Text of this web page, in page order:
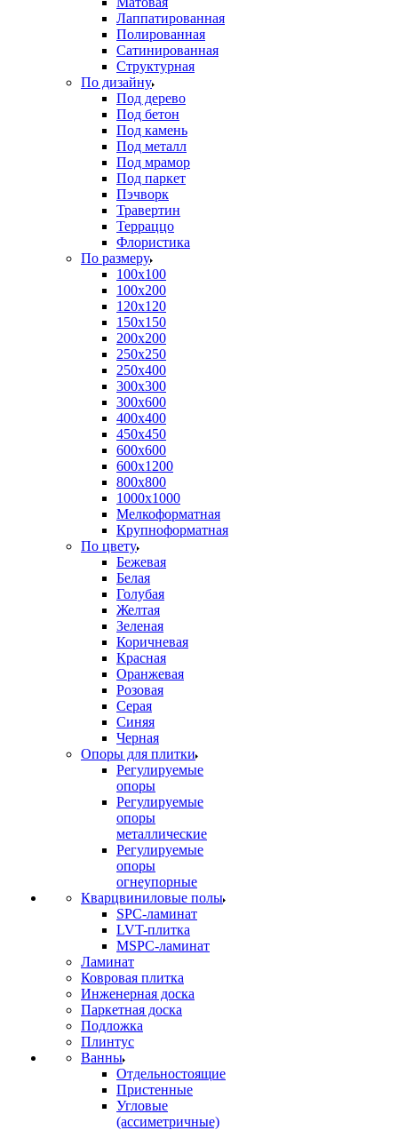
Лаппатированная
Полированная
Сатинированная
Структурная
По дизайну
Под дерево
Под бетон
Под камень
Под металл
Под мрамор
Под паркет
Пэчворк
Травертин
Терраццо
Флористика
По размеру
100х100
100х200
120х120
150х150
200х200
250х250
250х400
300х300
300х600
400х400
450х450
600х600
600х1200
800х800
1000х1000
Мелкоформатная
Крупноформатная
По цвету
Бежевая
Белая
Голубая
Желтая
Зеленая
Коричневая
Красная
Оранжевая
Розовая
Серая
Синяя
Черная
Опоры для плитки
Регулируемые
опоры
Регулируемые
опоры
металлические
Регулируемые
опоры
огнеупорные
Кварцвиниловые полы
SPC-ламинат
LVT-плитка
MSPC-ламинат
Ламинат
Ковровая плитка
Инженерная доска
Паркетная доска
Подложка
Плинтус
Ванны
Отдельностоящие
Пристенные
Угловые
(ассиметричные)